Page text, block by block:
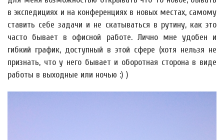
в экспедициях и на конференциях в новых местах, самому
ставить себе задачи и не скатываться в рутину, как это
часто бывает в офисной работе. Лично мне удобен и
гибкий график, доступный в этой сфере (хотя нельзя не
признать, что у него бывает и оборотная сторона в виде
работы в выходные или ночью :) )